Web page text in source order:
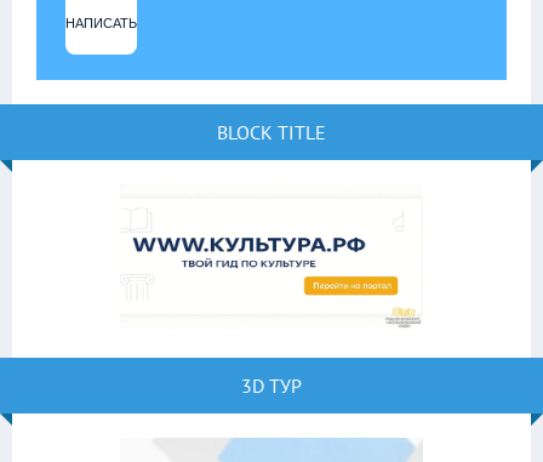
НАПИСАТЬ
BLOCK TITLE
3D ТУР